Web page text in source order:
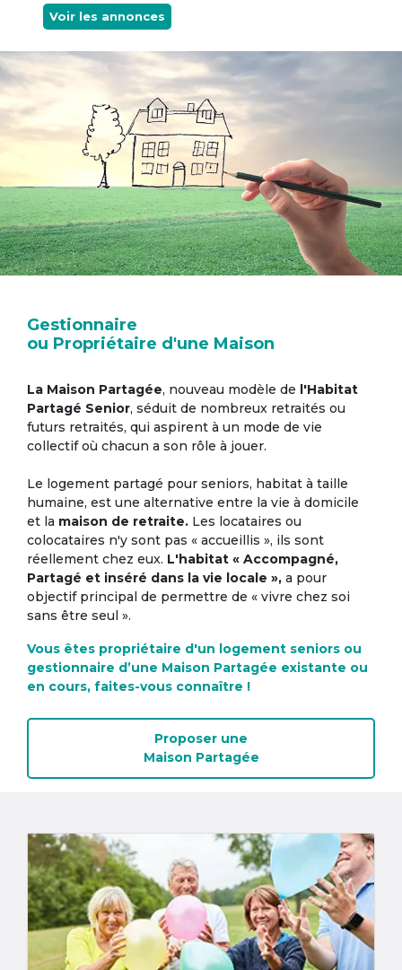
Voir les annonces
Gestionnaire
ou Propriétaire d'une Maison
La Maison Partagée, nouveau modèle de l'Habitat
Partagé Senior, séduit de nombreux retraités ou
futurs retraités, qui aspirent à un mode de vie
collectif où chacun a son rôle à jouer.
Le logement partagé pour seniors, habitat à taille
humaine, est une alternative entre la vie à domicile
et la maison de retraite. Les locataires ou
colocataires n'y sont pas « accueillis », ils sont
réellement chez eux. L'habitat « Accompagné,
Partagé et inséré dans la vie locale », a pour
objectif principal de permettre de « vivre chez soi
sans être seul ».
Vous êtes propriétaire d'un logement seniors ou
gestionnaire d’une Maison Partagée existante ou
en cours, faites-vous connaître !
Proposer une
Maison Partagée